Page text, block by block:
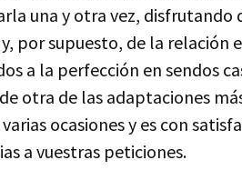
una y otra vez,
por supuesto, de la relación
a la perfección en sendos
otra de las adaptaciones
ocasiones y es con
a vuestras peticiones.